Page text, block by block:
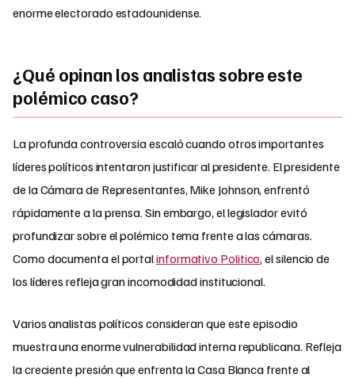
enorme electorado estadounidense.
¿Qué opinan los analistas sobre este
polémico caso?
La profunda controversia escaló cuando otros importantes
líderes políticos intentaron justificar al presidente. El presidente
de la Cámara de Representantes, Mike Johnson, enfrentó
rápidamente a la prensa. Sin embargo, el legislador evitó
profundizar sobre el polémico tema frente a las cámaras.
Como documenta el portalinformativo Politico, el silencio de
los líderes refleja gran incomodidad institucional.
Varios analistas políticos consideran que este episodio
muestra una enorme vulnerabilidad interna republicana. Refleja
la creciente presión que enfrenta la Casa Blanca frente al